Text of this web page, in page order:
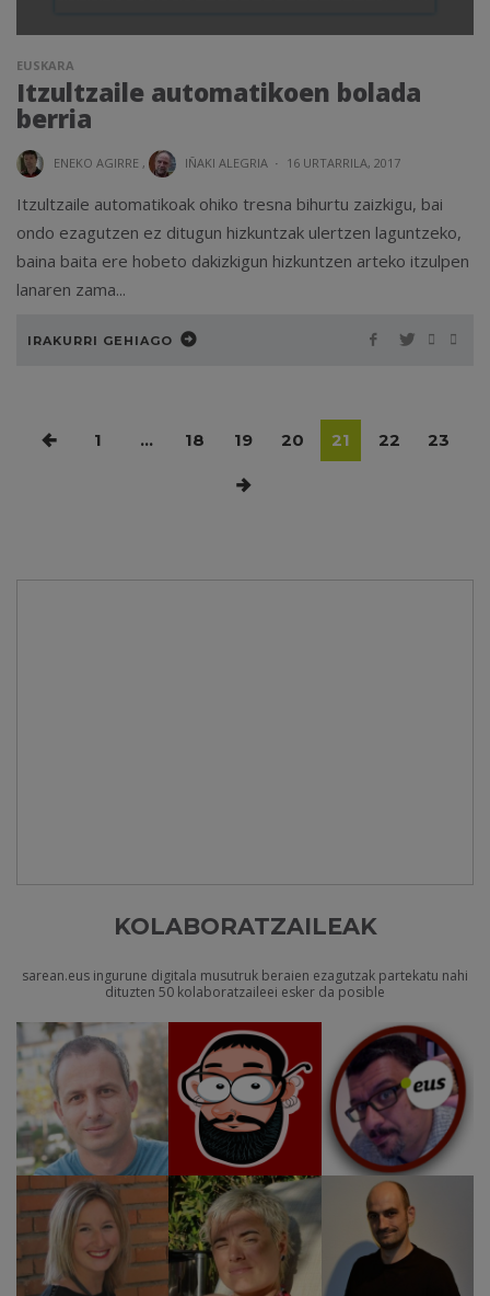
EUSKARA
Itzultzaile automatikoen bolada
berria
ENEKO AGIRRE , IÑAKI ALEGRIA · 16 URTARRILA, 2017
Itzultzaile automatikoak ohiko tresna bihurtu zaizkigu, bai
ondo ezagutzen ez ditugun hizkuntzak ulertzen laguntzeko,
baina baita ere hobeto dakizkigun hizkuntzen arteko itzulpen
lanaren zama...
IRAKURRI GEHIAGO
1 … 18 19 20 21 22 23
KOLABORATZAILEAK
sarean.eus ingurune digitala musutruk beraien ezagutzak partekatu nahi
dituzten 50 kolaboratzaileei esker da posible